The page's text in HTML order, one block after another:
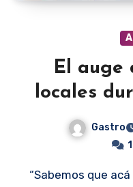
El auge
locales
Gastro
“Sabemos que acá en Asunción el auge de los